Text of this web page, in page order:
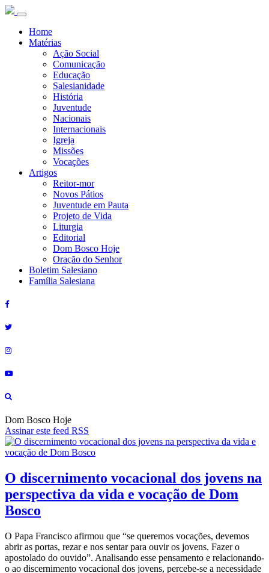
Home
Matérias
Ação Social
Comunicação
Educação
Salesianidade
História
Juventude
Nacionais
Internacionais
Igreja
Missões
Vocações
Artigos
Reitor-mor
Novos Pátios
Juventude em Pauta
Projeto de Vida
Liturgia
Editorial
Dom Bosco Hoje
Oração do Senhor
Boletim Salesiano
Família Salesiana
Dom Bosco Hoje
Assinar este feed RSS
O discernimento vocacional dos jovens na
perspectiva da vida e vocação de Dom
Bosco
O Papa Francisco afirmou que “se queremos vocações, devemos
abrir as portas, rezar e nos sentar para ouvir os jovens. Fazer o
apostolado do ouvido”. Analisando esse pensamento e relacionando-
o ao discernimento vocacional dos jovens, percebe-se a necessidade